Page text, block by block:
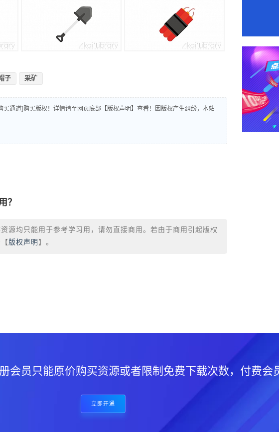
子 采矿
通道]购买版权！详情请至网页底部【版权声明】查看！因版权产生纠纷，本站
？
源均只能用于参考学习用，请勿直接商用。若由于商用引起版权
版权声明 】。
会员只能原价购买资源或者限制免费下载次数，付费会
立即开通